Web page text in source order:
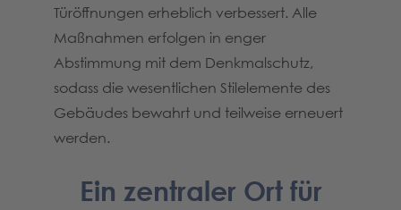
Türöffnungen erheblich verbessert. Alle
Maßnahmen erfolgen in enger
Abstimmung mit dem Denkmalschutz,
sodass die wesentlichen Stilelemente des
Gebäudes bewahrt und teilweise erneuert
werden.
Ein zentraler Ort für